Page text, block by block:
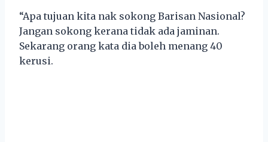
“Apa tujuan kita nak sokong Barisan Nasional?
Jangan sokong kerana tidak ada jaminan.
Sekarang orang kata dia boleh menang 40
kerusi.